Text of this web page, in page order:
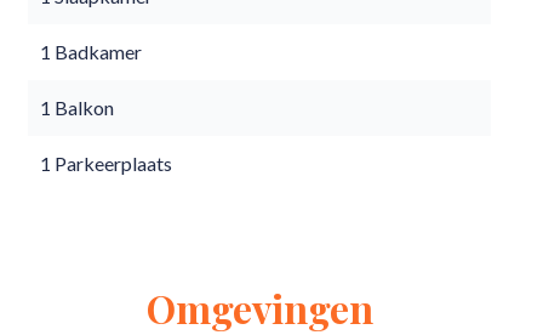
1 Badkamer
1 Balkon
1 Parkeerplaats
Omgevingen